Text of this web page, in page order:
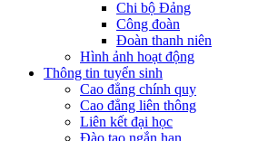
Chi bộ Đảng
Công đoàn
Đoàn thanh niên
Hình ảnh hoạt động
Thông tin tuyển sinh
Cao đẳng chính quy
Cao đẳng liên thông
Liên kết đại học